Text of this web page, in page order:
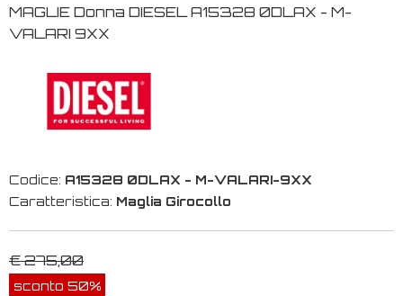
MAGLIE Donna DIESEL A15328 0DLAX - M-
VALARI 9XX
Codice: A15328 0DLAX - M-VALARI-9XX
Caratteristica: Maglia Girocollo
€ 275,00
sconto 50%